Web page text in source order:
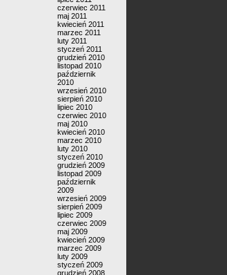
czerwiec 2011
maj 2011
kwiecień 2011
marzec 2011
luty 2011
styczeń 2011
grudzień 2010
listopad 2010
październik
2010
wrzesień 2010
sierpień 2010
lipiec 2010
czerwiec 2010
maj 2010
kwiecień 2010
marzec 2010
luty 2010
styczeń 2010
grudzień 2009
listopad 2009
październik
2009
wrzesień 2009
sierpień 2009
lipiec 2009
czerwiec 2009
maj 2009
kwiecień 2009
marzec 2009
luty 2009
styczeń 2009
grudzień 2008